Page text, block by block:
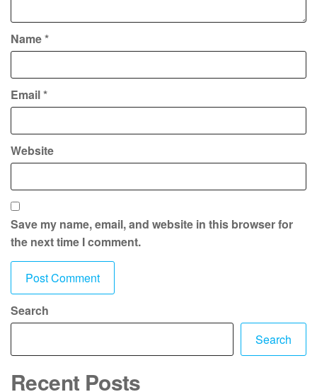
Name*
Email*
Website
Save my name, email, and website in this browser for
the next time I comment.
Search
Search
Recent Posts